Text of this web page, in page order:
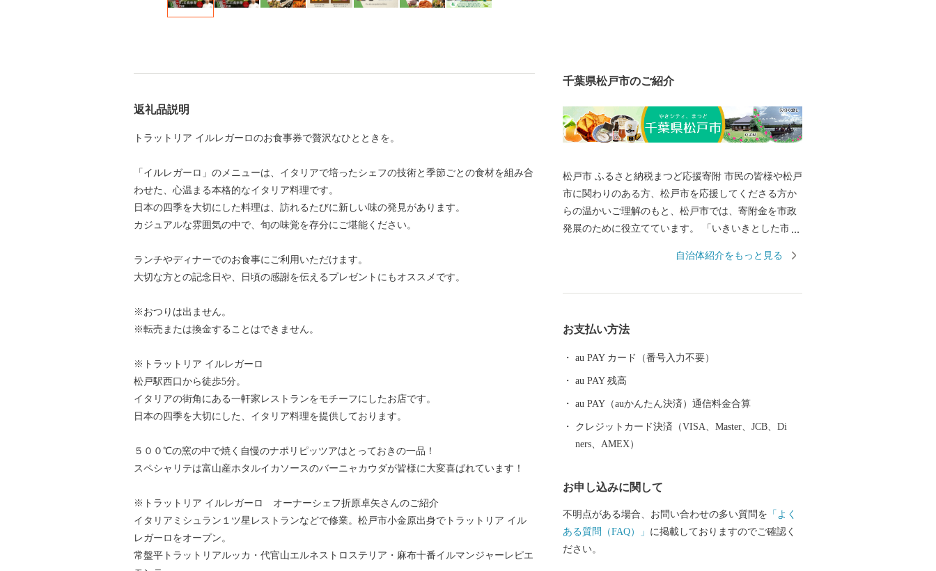
返礼品説明
トラットリア イルレガーロのお食事券で贅沢なひとときを。
「イルレガーロ」のメニューは、イタリアで培ったシェフの技術と季節ごとの食材を組み合
わせた、心温まる本格的なイタリア料理です。
日本の四季を大切にした料理は、訪れるたびに新しい味の発見があります。
カジュアルな雰囲気の中で、旬の味覚を存分にご堪能ください。
ランチやディナーでのお食事にご利用いただけます。
大切な方との記念日や、日頃の感謝を伝えるプレゼントにもオススメです。
※おつりは出ません。
※転売または換金することはできません。
※トラットリア イルレガーロ
松戸駅西口から徒歩5分。
イタリアの街角にある一軒家レストランをモチーフにしたお店です。
日本の四季を大切にした、イタリア料理を提供しております。
５００℃の窯の中で焼く自慢のナポリピッツアはとっておきの一品！
スペシャリテは富山産ホタルイカソースのバーニャカウダが皆様に大変喜ばれています！
※トラットリア イルレガーロ オーナーシェフ折原卓矢さんのご紹介
イタリアミシュラン１ツ星レストランなどで修業。松戸市小金原出身でトラットリア イル
レガーロをオープン。
常盤平トラットリアルッカ・代官山エルネストロステリア・麻布十番イルマンジャーレピエ
千葉県松戸市のご紹介
松戸市 ふるさと納税まつど応援寄附 市民の皆様や松戸
市に関わりのある方、松戸市を応援してくださる方か
らの温かいご理解のもと、松戸市では、寄附金を市政
発展のために役立てています。 「いきいきとした市民
台のあるまち・まつど」3つの舞台に薫る自然や文化・
支援をお待ちしております。 ■□
さと納税事務局 電話 ：050-3146-0806（平日9：00～1
8：00） ＦＡＸ：050-3488-0889 メール：matsudo@furu
自治体紹介をもっと見る
お支払い方法
au PAY カード（番号入力不要）
au PAY 残高
au PAY（auかんたん決済）通信料金合算
クレジットカード決済（VISA、Master、JCB、Di
ners、AMEX）
お申し込みに関して
不明点がある場合、お問い合わせの多い質問を 「よく
ある質問（FAQ）」 に掲載しておりますのでご確認く
ださい。